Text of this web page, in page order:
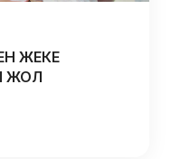
ЖЕКЕ
ЖОЛ